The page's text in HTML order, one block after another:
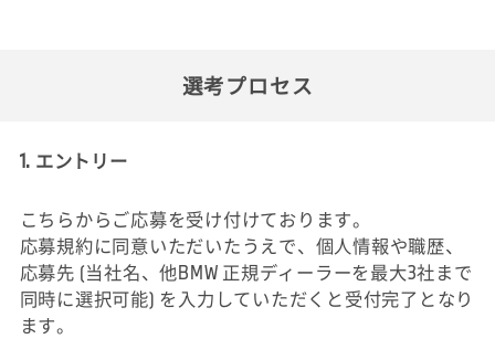
選考プロセス
1. エントリー
こちらからご応募を受け付けております。
応募規約に同意いただいたうえで、個人情報や職歴、
応募先 (当社名、他BMW 正規ディーラーを最大3社まで
同時に選択可能) を入力していただくと受付完了となり
ます。